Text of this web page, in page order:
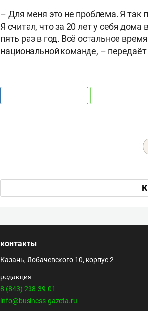
– Для меня это не проблема. Я так
Я считал, что за 20 лет у себя
пять раз в год. Всё остальное
национальной команде, –
контакты
Казань, Лобачевского 10, корпус 2
редакция
8 (843) 238-39-01
info@business-gazeta.ru